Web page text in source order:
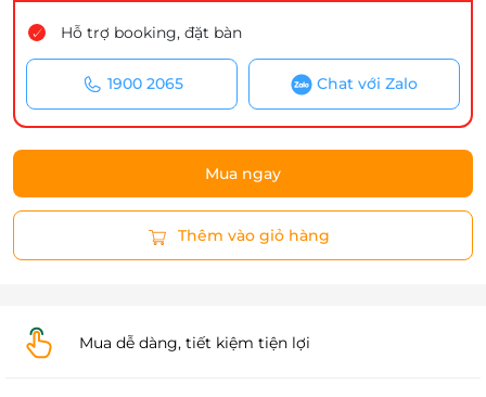
Hỗ trợ booking, đặt bàn
1900 2065 Chat với Zalo
Mua ngay
Thêm vào giỏ hàng
Mua dễ dàng, tiết kiệm tiện lợi